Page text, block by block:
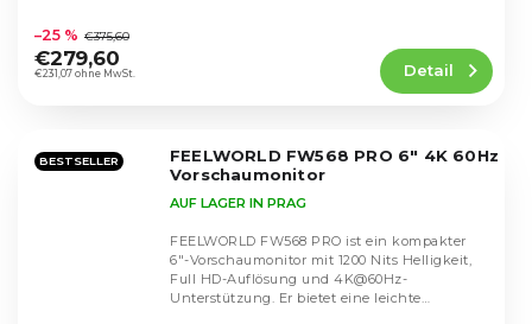
durchschnittliche
Produktbewertung
ist
Sternen.
€231,07 ohne MwSt.
–25 % €375,60
€279,60 Detail
BESTSELLER
FEELWORLD FW568 PRO 6" 4K 60Hz
Vorschaumonitor
AUF LAGER IN PRAG
FEELWORLD FW568 PRO ist ein kompakter
6"-Vorschaumonitor mit 1200 Nits Helligkeit,
Full HD-Auflösung und 4K@60Hz-
Unterstützung. Er bietet eine leichte